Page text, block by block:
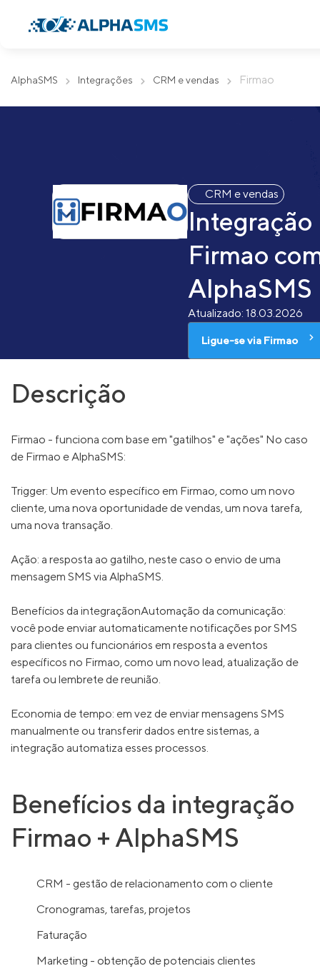
AlphaSMS Integrações CRM e vendas Firmao
CRM e vendas
Integração
Firmao
AlphaSMS
Atualizado: 18.03.2026
Ligue-se via Firmao
Descrição
Firmao - funciona com base em "gatilhos" e "ações" No caso
de Firmao e AlphaSMS:
Trigger: Um evento específico em Firmao, como um novo
cliente, uma nova oportunidade de vendas, um nova tarefa,
uma nova transação.
Ação: a resposta ao gatilho, neste caso o envio de uma
mensagem SMS via AlphaSMS.
Benefícios da integraçãonAutomação da comunicação:
você pode enviar automaticamente notificações por SMS
para clientes ou funcionários em resposta a eventos
específicos no Firmao, como um novo lead, atualização de
tarefa ou lembrete de reunião.
Economia de tempo: em vez de enviar mensagens SMS
manualmente ou transferir dados entre sistemas, a
integração automatiza esses processos.
Benefícios da integração
Firmao + AlphaSMS
CRM - gestão de relacionamento com o cliente
Cronogramas, tarefas, projetos
Faturação
Marketing - obtenção de potenciais clientes